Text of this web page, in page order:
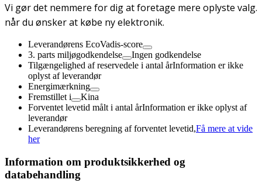
Vi gør det nemmere for dig at foretage mere oplyste valg.
når du ønsker at købe ny elektronik.
Leverandørens EcoVadis-score
3. parts miljøgodkendelse
Ingen godkendelse
Tilgængelighed af reservedele i antal årInformation er ikke
oplyst af leverandør
Energimærkning
Fremstillet i
Kina
Forventet levetid målt i antal årInformation er ikke oplyst af
leverandør
Leverandørens beregning af forventet levetid,Få mere at vide
her
Information om produktsikkerhed og
databehandling